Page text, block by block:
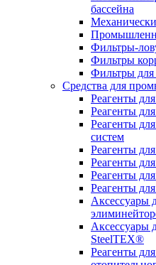
бассейна
Фильтры-
Фильтры
Фильтры для
Средства для
Реагенты
Реагенты
Реагенты
систем
Реагенты
Реагенты
Реагенты
Реагенты
Аксессуары
Аксессуары
SteelTEX®
Реагенты